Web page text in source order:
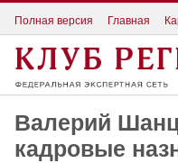
Полная версия Главная
Валерий
кадровые